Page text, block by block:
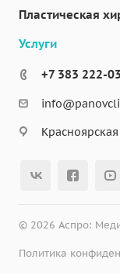
Пластическая
Услуги
+7 383 222-
© 2026 Аспро:
Политика